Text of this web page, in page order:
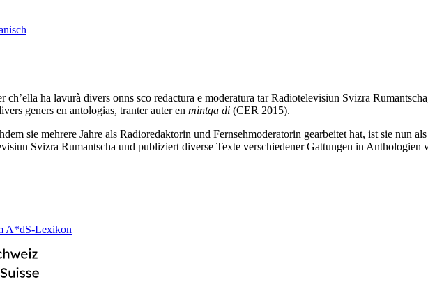
ch’ella ha lavurà divers onns sco redactura e moderatura tar Radiotelevisiun Svizra
geners en antologias, tranter auter en mintga di (CER 2015).
sie mehrere Jahre als Radioredaktorin und Fernsehmoderatorin gearbeitet hat, ist sie nun
Svizra Rumantscha und publiziert diverse Texte verschiedener Gattungen in Anthologien
A*dS-Lexikon